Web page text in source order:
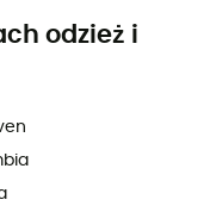
odzież i